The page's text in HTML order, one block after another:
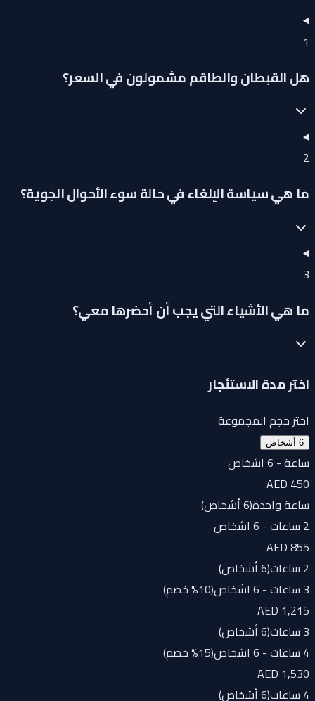
هل القبطان والطاقم مشمولون في السعر؟
ما هي سياسة الإلغاء في حالة سوء الأحوال الجوية؟
ما هي الأشياء التي يجب أن أحضرها معي؟
اختر مدة الاستئجار
اختر حجم المجموعة
ساعة - 6 اشخاص
AED 450
ساعة واحدة(6 أشخاص
AED 855
(6 أشخاص
AED 1,215
(6 أشخاص
4 ساعات - 6 اشخاص(15% خصم)
AED 1,530
4 ساعات
(6 أشخاص